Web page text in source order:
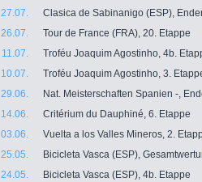
Clasica de Sabinanigo (ESP),
27.07.
Tour de France (FRA), 20. Etappe
26.07.
Troféu Joaquim Agostinho, 4b.
11.07.
Troféu Joaquim Agostinho, 3.
10.07.
Nat. Meisterschaften Spanien -,
29.06.
Critérium du Dauphiné, 6. Etappe
14.06.
Vuelta a los Valles Mineros, 2.
03.06.
Bicicleta Vasca (ESP),
25.05.
Bicicleta Vasca (ESP), 4b. Etappe
24.05.